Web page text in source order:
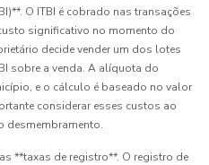
O ITBI é cobrado nas transações
significativo no momento do
decide vender um dos lotes
sobre a venda. A alíquota do
e o cálculo é baseado no valor
considerar esses custos ao
desmembramento.
**taxas de registro**. O registro de